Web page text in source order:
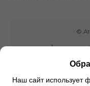
©
Наш сайт использует